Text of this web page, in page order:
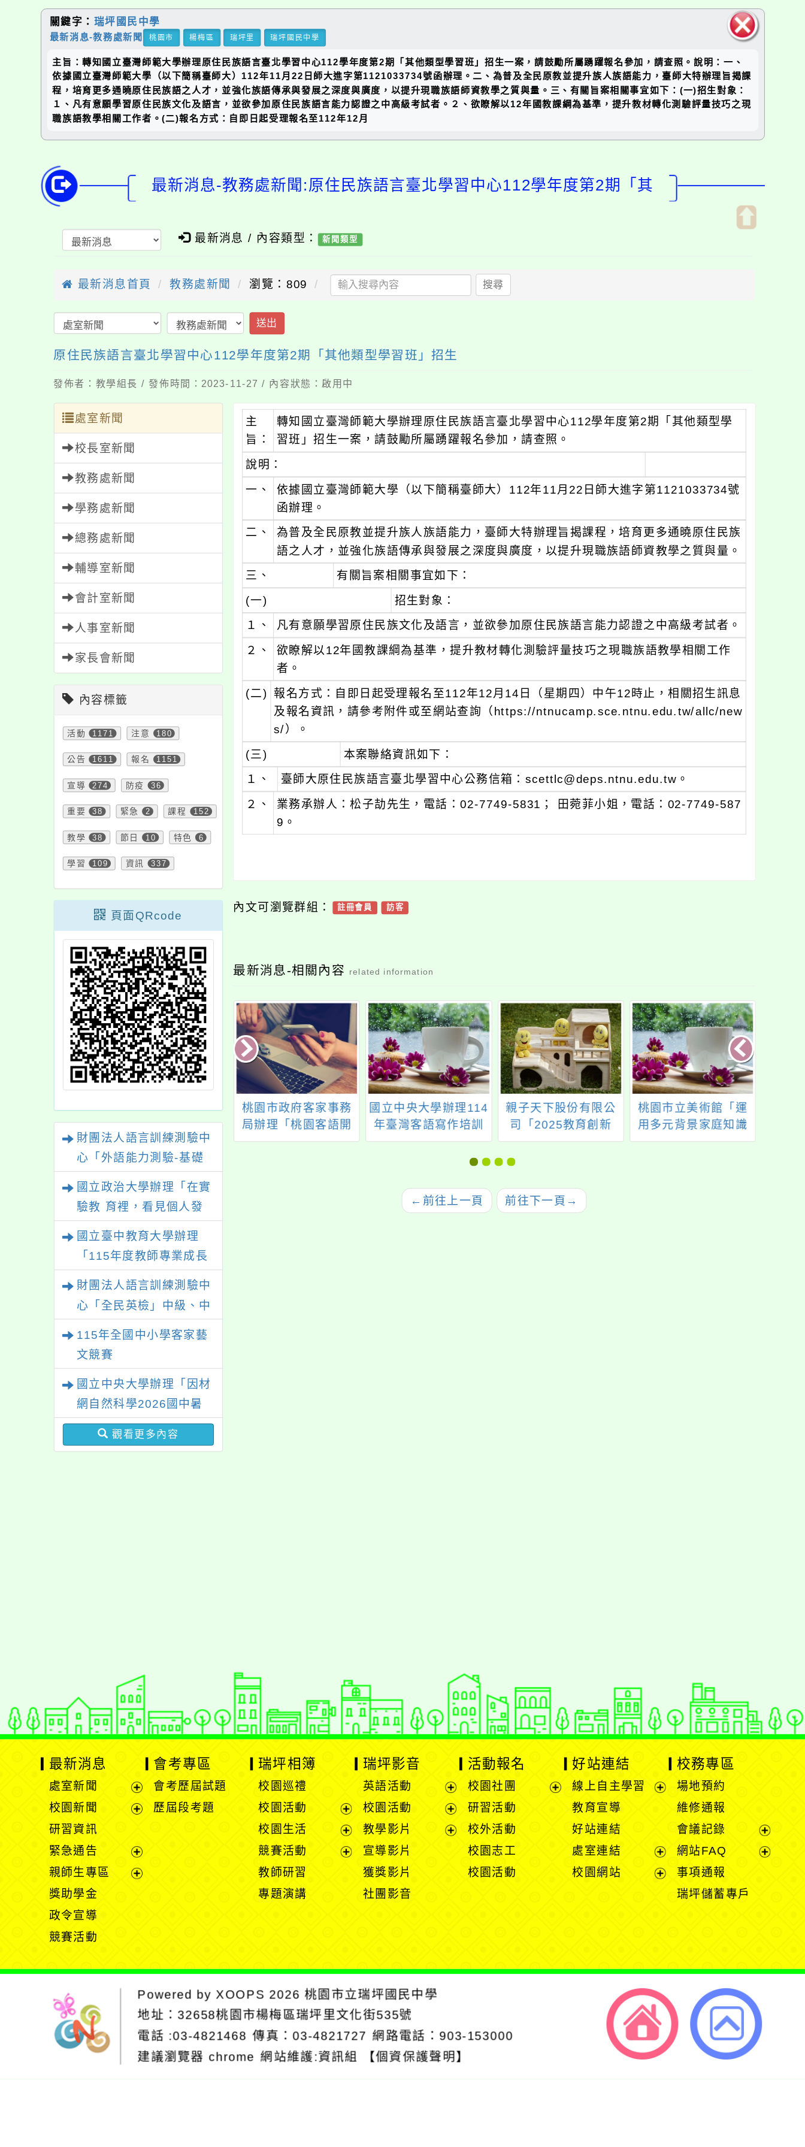
塊
關鍵字： 瑞坪國民中學
最新消息-教務處新聞 桃園市 楊梅區 瑞坪里 瑞坪國民中學
主旨：轉知國立臺灣師範大學辦理原住民族語言臺北學習中心112學年度第2期「其他類型學習班」招生一案，請鼓勵所屬踴躍報名參加，請查照。說明：一、
依據國立臺灣師範大學（以下簡稱臺師大）112年11月22日師大進字第1121033734號函辦理。二、為普及全民原教並提升族人族語能力，臺師大特辦理旨揭課
程，培育更多通曉原住民族語之人才，並強化族語傳承與發展之深度與廣度，以提升現職族語師資教學之質與量。三、有關旨案相關事宜如下：(一)招生對象：
１、凡有意願學習原住民族文化及語言，並欲參加原住民族語言能力認證之中高級考試者。２、欲瞭解以12年國教課綱為基準，提升教材轉化測驗評量技巧之現
職族語教學相關工作者。(二)報名方式：自即日起受理報名至112年12月
最新消息-教務處新聞:原住民族語言臺北學習中心112學年度第2期「其
最新消息 / 內容類型： 新聞類型
最新消息首頁 教務處新聞 瀏覽：809 搜尋
送出
原住民族語言臺北學習中心112學年度第2期「其他類型學習班」招生
發佈者：教學組長 / 發佈時間：2023-11-27 / 內容狀態：啟用中
處室新聞
校長室新聞
教務處新聞
學務處新聞
總務處新聞
輔導室新聞
會計室新聞
人事室新聞
家長會新聞
內容標籤
活動 1171 注意 180
公告 1611 報名 1151
宣導 274 防疫 36
重要 38 緊急 2 課程 152
教學 38 節日 10 特色 6
學習 109 資訊 337
頁面QRcode
財團法人語言訓練測驗中
心「外語能力測驗-基礎
國立政治大學辦理「在實
驗教 育裡，看見個人發
展的可能性」
國立臺中教育大學辦理
「115年度教師專業成長
研習—「夢的N次方」實
財團法人語言訓練測驗中
心「全民英檢」中級、中
115年全國中小學客家藝
文競賽
國立中央大學辦理「因材
網自然科學2026國中暑
期課程」
觀看更多內容
主
旨：
轉知國立臺灣師範大學辦理原住民族語言臺北學習中心112學年度第2期「其他類型學
習班」招生一案，請鼓勵所屬踴躍報名參加，請查照。
說明：
一、 依據國立臺灣師範大學（以下簡稱臺師大）112年11月22日師大進字第1121033734號
函辦理。
二、
為普及全民原教並提升族人族語能力，臺師大特辦理旨揭課程，培育更多通曉原住民族
語之人才，並強化族語傳承與發展之深度與廣度，以提升現職族語師資教學之質與量。
三、
有關旨案相關事宜如下：
(一)
招生對象：
１、 凡有意願學習原住民族文化及語言，並欲參加原住民族語言能力認證之中高級考試者。
２、 欲瞭解以12年國教課綱為基準，提升教材轉化測驗評量技巧之現職族語教學相關工作
者。
(二) 報名方式：自即日起受理報名至112年12月14日（星期四）中午12時止，相關招生訊息
及報名資訊，請參考附件或至網站查詢（https://ntnucamp.sce.ntnu.edu.tw/allc/new
s/）。
(三)
本案聯絡資訊如下：
１、
臺師大原住民族語言臺北學習中心公務信箱：scettlc@deps.ntnu.edu.tw。
２、
業務承辦人：松子劼先生，電話：02-7749-5831； 田菀菲小姐，電話：02-7749-587
9。
內文可瀏覽群組： 註冊會員 訪客
最新消息-相關內容 related information
度教師專業成長
施計畫-夢的N
養工作坊-屏東
中正大學辦理「中小
學國際教育成果分享
暨國際研討會」
桃園市政府客家事務
局辦理「桃園客語開
班及認證獎勵平臺」
國立中央大學辦理114
年臺灣客語寫作培訓
營
親子天下股份有限公
司「2025教育創新
100」徵件
桃園市立美術館「運
用多元背景家庭知識
基金的幼兒方案課
← 前往上一頁 前往下一頁 →
網站設計：Neil網站設計工坊
Xoops網站設計者：
最新消息
處室新聞
展
單
校園新聞
選
單
研習資訊
緊急通告
展
開
親師生專區
獎助學金
政令宣導
競賽活動
會考專區
會考歷屆試題
歷屆段考題
瑞坪相簿
校園巡禮
校園活動
展
選
校園生活
展
開
競賽活動
教師研習
專題演講
瑞坪影音
英語活動
展
選
校園活動
展
教學影片
宣導影片
獲獎影片
社團影音
活動報名
校園社團
研習活動
校外活動
校園志工
校園活動
好站連結
線上自主學習
單
教育宣導
好站連結
處室連結
展
開
校園網站
校務專區
場地預約
維修通報
會議記錄
展
開
網站FAQ
事項通報
瑞坪儲蓄專戶
Powered by XOOPS 2026 桃園市立瑞坪國民中學
地址： 32658桃園市楊梅區瑞坪里文化街535號
電話 :03-4821468 傳真：03-4821727 網路電話：903-153000
建議瀏覽器 chrome 網站維護:資訊組 【個資保護聲明】